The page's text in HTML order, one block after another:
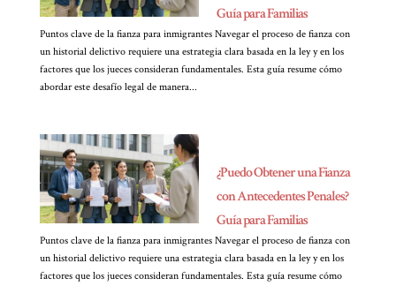
Guía para Familias
Puntos clave de la fianza para inmigrantes Navegar el proceso de fianza con
un historial delictivo requiere una estrategia clara basada en la ley y en los
factores que los jueces consideran fundamentales. Esta guía resume cómo
abordar este desafío legal de manera...
¿Puedo Obtener una Fianza
con Antecedentes Penales?
Guía para Familias
Puntos clave de la fianza para inmigrantes Navegar el proceso de fianza con
un historial delictivo requiere una estrategia clara basada en la ley y en los
factores que los jueces consideran fundamentales. Esta guía resume cómo